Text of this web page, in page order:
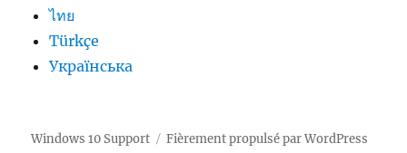
ไทย
Türkçe
Українська
Windows 10 Support Fièrement propulsé par WordPress